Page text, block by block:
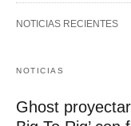
NOTICIAS RECIENTES
NOTICIAS
Ghost